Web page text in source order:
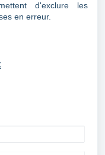
d'exclure les
en erreur.